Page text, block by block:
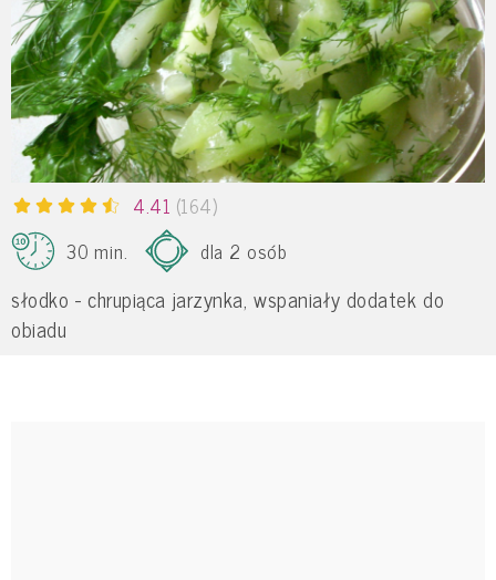
4.41 (164)
30 min.
dla 2 osób
słodko - chrupiąca jarzynka, wspaniały dodatek do
obiadu